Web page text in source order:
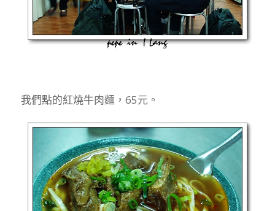
我們點的紅燒牛肉麵，65元。